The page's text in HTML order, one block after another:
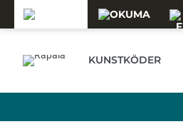
KUNSTKÖDER